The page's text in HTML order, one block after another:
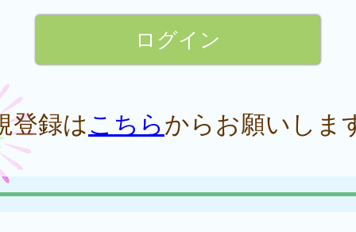
登録はこちらからお願いしま